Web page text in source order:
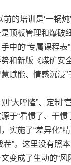
的培训是‘一锅炖’
是顶板管理和爆破
中的“专属课程
和新版《煤矿安
赋能、情感沉浸”
大呼隆”、定制“营
于“看惯了、干
实施了“差异化”
茬”。这里没有照
变成了生动的“